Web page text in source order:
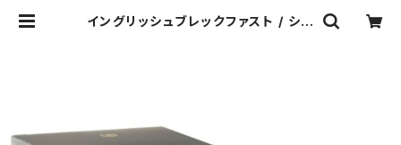
イングリッシュブレックファスト / シル